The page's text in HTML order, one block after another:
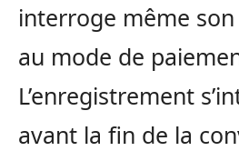
interroge même
au mode de
L’enregistrement
avant la fin de la